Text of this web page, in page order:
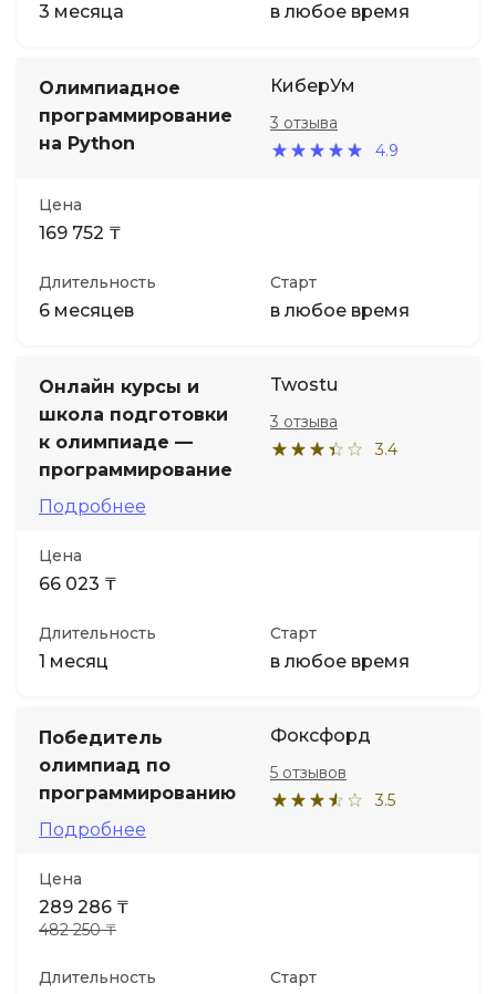
3 месяца в любое время
Олимпиадное
программирование
на Python
КиберУм
4.9
3 отзыва
Цена
169 752 ₸
Длительность
6 месяцев
Старт
в любое время
Онлайн курсы и
школа подготовки
к олимпиаде —
программирование
Подробнее
Twostu
3.4
3 отзыва
Цена
66 023 ₸
Длительность
1 месяц
Старт
в любое время
Победитель
олимпиад по
программированию
Подробнее
Фоксфорд
3.5
5 отзывов
Цена
289 286 ₸
482 250 ₸
Длительность Старт